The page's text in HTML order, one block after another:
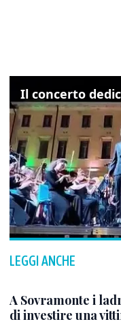
LEGGI ANCHE
A Sovramonte i
di investire una